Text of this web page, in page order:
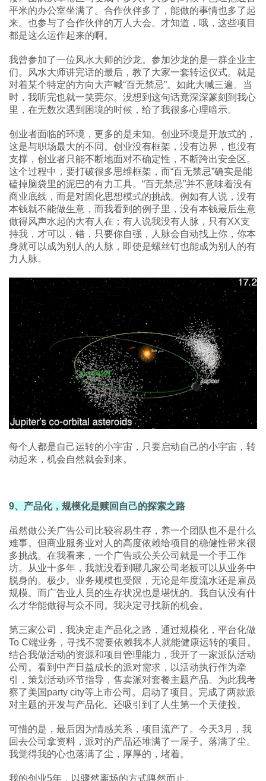
平米的办公室坐满了。合作伙伴多了，能做的事情也多了起
来。也参与了合作伙伴的万人大会。才知道，哦，这些项目
都是这么运作起来的啊。
我曾参加了一位风水大师的沙龙。参加沙龙的是一群企业主
们。风水大师讲完话的最后，教了大家一套转运仪式。就是
对着某个特定的方向大声喊“百无禁忌”。如此大喊三遍。当
时，我听完也就一笑莞尔。没想到这句话竟深深篆刻到我心
里，在无数次遇到困境的时候，给了我很多心理暗示。
创业者面临的环境，更多的是未知。创业环境是开放式的，
这是与职场最大的不同。创业没有框架，没有边界，也没有
支撑，创业者只能不断地面对不确定性，不断跨出安全区。
这个过程中，要打破很多思维框架，而“百无禁忌”确实是能
磕掉脑袋里的泥巴的有力工具。“百无禁忌”并不意味着没有
商业底线，而是对固化思想模式的挑战。例如有人说，没有
本钱就不能做生意，而我看到的例子里，没有本钱最后生意
做得风声水起的大有人在；有人说我没有人脉，只有XX支
持我，才可以，错，只要你自强，人脉会自动找上你，你本
身就可以成为别人的人脉，即使是螺丝钉也能成为别人的有
力人脉。
每个人都是自己运转的小宇宙，只要启动自己的小宇宙，转
动起来，机会自然就会到来。
9、产品化，规模化是赎回自己的探索之路
虽然做公关广告公司比较容易生存，养一个团队也不是什么
难事。但商业服务业对人的高度依赖给项目的稳健性带来很
多挑战。在我看来，一个广告或公关公司就是一个手工作
坊。从业十多年，我就没看到哪几家公司老板可以从业务中
脱身的。极少。业务规模也受限，无论是年度流水还是雇员
规模。而广告业人员的生存状况也是堪忧的。我自认没有什
么才华能做得与众不同。我决定寻找新的机会。
第三家公司，我决定走产品化之路，通过规模化，平台化做
To C端业务，寻找不需要依赖我本人就能健康运转的项目。
结合我做活动的资源和项目管理能力，我开了一家派队活动
公司。看到中产日益成长的派对需求，以活动执行作为牵
引，策划活动环节指导，售卖派对套餐主题产品。为此我考
察了美国party city等上市公司。启动了项目。完成了两款派
对主题的开发与产品化。还吸引到了人生第一个天使投。
可惜的是，最后因为情感关系，项目流产了。今天3月，我
回去公司拿资料，派对的产品还堆满了一屋子。落满了尘。
我觉得我的心也落满了尘，厚厚的，堵着。
我的创业5年，以骤然离场的方式嘎然而止。